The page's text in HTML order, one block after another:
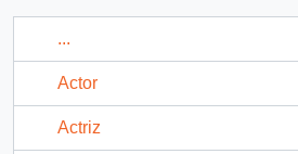
...
Actor
Actriz